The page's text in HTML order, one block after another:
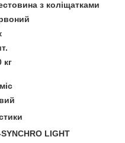
з коліщатками
кг
LIGHT